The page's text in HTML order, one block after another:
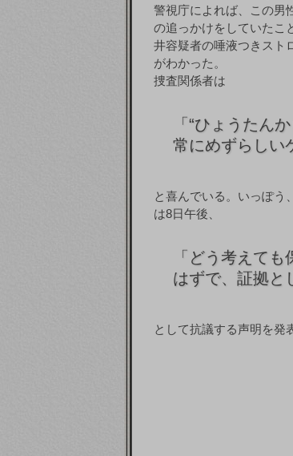
警視庁によれば、この男
の追っかけをしていたこ
井容疑者の唾液つきスト
がわかった。
捜査関係者は
「 “ひょうたん
常にめずらしい
と喜んでいる。いっぽう
は8日午後、
「 どう考えても
はずで、証拠と
として抗議する声明を発